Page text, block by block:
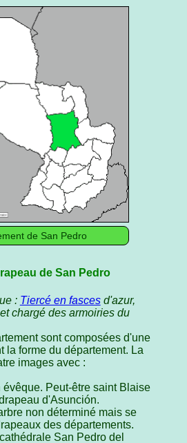
de San Pedro
de San Pedro
: Tiercé en fascesd'azur,
chargé des armoiries du
sont composées d'une
la forme du département. La
images avec :
évêque. Peut-être saint Blaise
d'Asunción.
non déterminé mais se
des départements.
San Pedro del